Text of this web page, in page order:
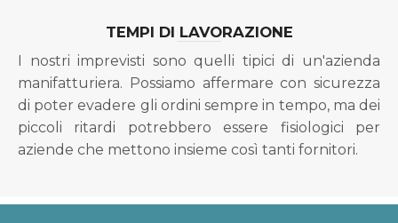
TEMPI DI LAVORAZIONE
I nostri imprevisti sono quelli tipici di un'azienda
manifatturiera. Possiamo affermare con sicurezza
di poter evadere gli ordini sempre in tempo, ma dei
piccoli ritardi potrebbero essere fisiologici per
aziende che mettono insieme così tanti fornitori.